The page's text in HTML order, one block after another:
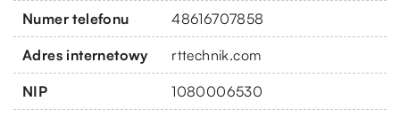
Numer telefonu 48616707858
Adres internetowy rttechnik.com
NIP 1080006530